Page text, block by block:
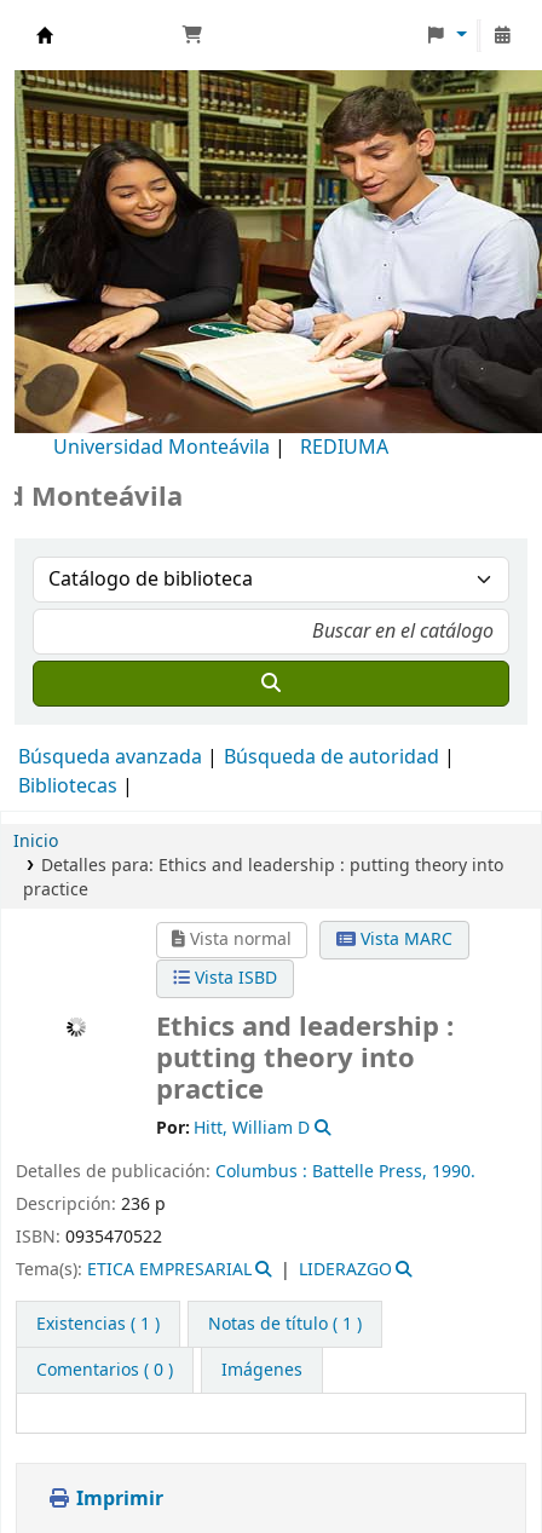
Biblioteca Universidad Monteávila
Universidad Monteávila | REDIUMA
Búsqueda avanzada
Búsqueda de autoridad
Bibliotecas
Inicio
Detalles para: Ethics and leadership : putting theory into
practice
Vista normal
Vista MARC
Vista ISBD
Ethics and leadership :
putting theory into
practice
Por: Hitt, William D
Detalles de publicación: Columbus : Battelle Press, 1990.
Descripción: 236 p
ISBN: 0935470522
Tema(s): ETICA EMPRESARIAL LIDERAZGO
Existencias ( 1 )
Notas de título ( 1 )
Comentarios ( 0 )
Imágenes
Imprimir